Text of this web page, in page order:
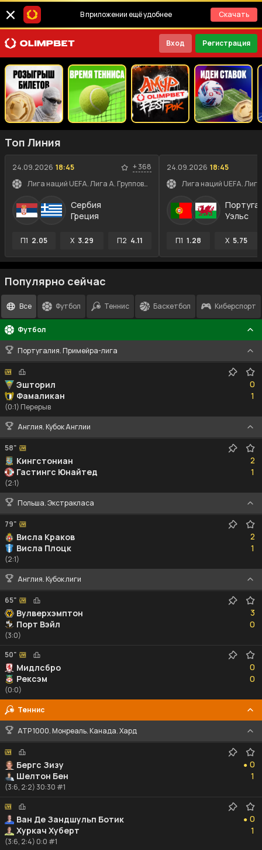
В приложении ещё удобнее Скачать
Вход Регистрация
Топ Линия
24.09.2026 18:45 +368
Лига наций UEFA. Лига A. Групповой этап
Сербия
Греция
П1 2.05 X 3.29 П2 4.11
24.09.2026 18:45
Уэльс
П1 1.28 X 5.75
Популярно сейчас
Все Футбол Теннис Баскетбол Киберспорт
Футбол
Португалия. Примейра-лига
Эшторил
Фамаликан
0
0
1
1
(0:1) Перерыв
Англия. Кубок Англии
58"
Кингстониан
Гастингс Юнайтед
2
2
1
1
(2:1)
Польша. Экстракласа
79"
Висла Краков
Висла Плоцк
2
2
1
1
(2:1)
Англия. Кубок лиги
65"
Вулверхэмптон
Порт Вэйл
3
3
0
0
(3:0)
50"
Мидлсбро
Рексэм
0
0
0
0
(0:0)
Теннис
ATP 1000. Монреаль. Канада. Хард
Бергс Зизу
Шелтон Бен
●
0
0
1
1
(3:6, 2:2) 30:30 #1
Ван Де Зандшульп Ботик
Хуркач Хуберт
●
0
0
1
1
(3:6, 2:4) 0:0 #1